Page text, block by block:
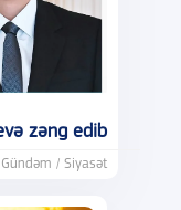
zəng edib
Gündəm / Siyasət